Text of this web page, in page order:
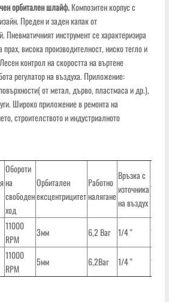
орбитален шлайф.Композитен корпус с
Преден и заден капак от
Пневматичният инструмент се характеризира
висока производителност, ниско тегло и
контрол на скоростта на въртене
регулатор на въздуха. Приложение:
от метал, дърво, пластмаса и др.),
Широко приложение в ремонта на
строителството и индустриалното
Обороти
на
свободен
ход
Орбитален
ексцентрицитет
Работно
налягане
Връзка с
източника
на въздух
Тегло
11000
RPM
3мм 6,2 Bar 1/4 " 1 кг.
11000
RPM
5мм 6,2Bar 1/4 " 1кг.